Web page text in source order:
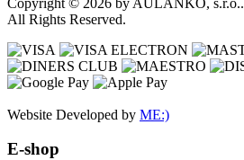
All Rights Reserved.
Website Developed by ME:)
E-shop